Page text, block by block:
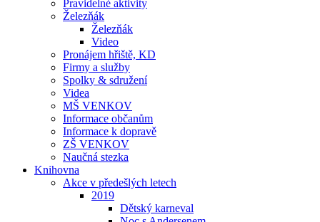
Pravidelné aktivity
Železňák
Železňák
Video
Pronájem hřiště, KD
Firmy a služby
Spolky & sdružení
Videa
MŠ VENKOV
Informace občanům
Informace k dopravě
ZŠ VENKOV
Naučná stezka
Knihovna
Akce v předešlých letech
2019
Dětský karneval